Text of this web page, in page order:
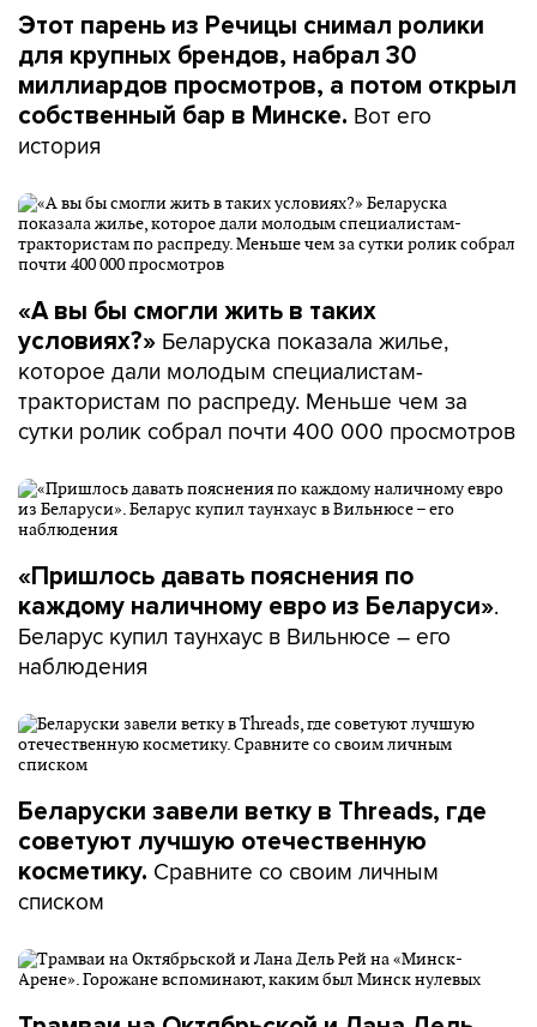
Этот парень из Речицы снимал ролики
для крупных брендов, набрал 30
миллиардов просмотров, а потом открыл
собственный бар в Минске. Вот его
история
«А вы бы смогли жить в таких
условиях?» Беларуска показала жилье,
которое дали молодым специалистам-
трактористам по распреду. Меньше чем за
сутки ролик собрал почти 400 000 просмотров
«Пришлось давать пояснения по
каждому наличному евро из Беларуси».
Беларус купил таунхаус в Вильнюсе – его
наблюдения
Беларуски завели ветку в Threads, где
советуют лучшую отечественную
косметику. Сравните со своим личным
списком